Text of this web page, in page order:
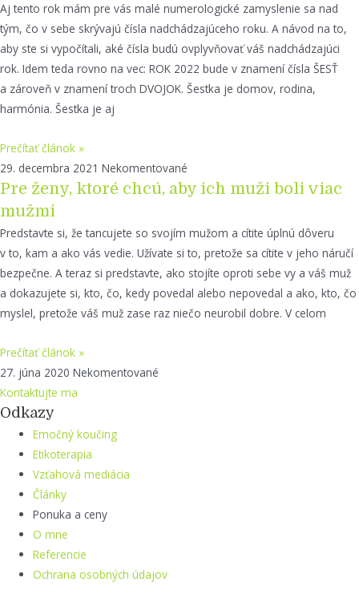
Aj tento rok mám pre vás malé numerologické zamyslenie sa nad
tým, čo v sebe skrývajú čísla nadchádzajúceho roku. A návod na to,
aby ste si vypočítali, aké čísla budú ovplyvňovať váš nadchádzajúci
rok. Idem teda rovno na vec: ROK 2022 bude v znamení čísla ŠESŤ
a zároveň v znamení troch DVOJOK. Šestka je domov, rodina,
harmónia. Šestka je aj
Prečítať článok »
29. decembra 2021 Nekomentované
Pre ženy, ktoré chcú, aby ich muži boli viac
mužmi
Predstavte si, že tancujete so svojím mužom a cítite úplnú dôveru
v to, kam a ako vás vedie. Užívate si to, pretože sa cítite v jeho náručí
bezpečne. A teraz si predstavte, ako stojíte oproti sebe vy a váš muž
a dokazujete si, kto, čo, kedy povedal alebo nepovedal a ako, kto, čo
myslel, pretože váš muž zase raz niečo neurobil dobre. V celom
Prečítať článok »
27. júna 2020 Nekomentované
Kontaktujte ma
Odkazy
Emočný koučing
Etikoterapia
Vzťahová mediácia
Články
Ponuka a ceny
O mne
Referencie
Ochrana osobných údajov